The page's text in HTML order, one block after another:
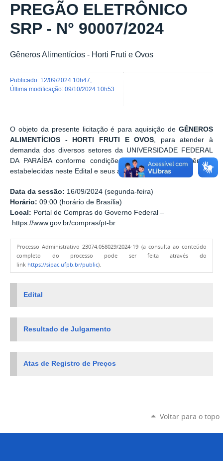
PREGÃO ELETRÔNICO
SRP - N° 90007/2024
Gêneros Alimentícios - Horti Fruti e Ovos
publicado: 12/09/2024 10h47
última modificação: 09/10/2024 10h53
O objeto da presente licitação é para aquisição de GÊNEROS
ALIMENTÍCIOS - HORTI FRUTI E OVOS , para atender à
demanda dos diversos setores da UNIVERSIDADE FEDERAL
DA PARAÍBA conforme condições, quantidades e exigências
estabelecidas neste Edital e seus anexos.
Data da sessão: 16/09/2024 (segunda-feira)
Horário: 09:00 (horário de Brasília)
Local: Portal de Compras do Governo Federal –
https://www.gov.br/compras/pt-br
Processo Administrativo 23074.058029/2024-19 (a consulta ao conteúdo
completo do processo pode ser feita através do
link https://sipac.ufpb.br/public).
Edital
Resultado de Julgamento
Atas de Registro de Preços
Voltar para o topo